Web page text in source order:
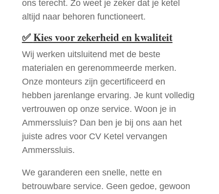
ons terecht. Zo weet je zeker dat je ketel
altijd naar behoren functioneert.
✅Kies voor zekerheid en kwaliteit
Wij werken uitsluitend met de beste
materialen en gerenommeerde merken.
Onze monteurs zijn gecertificeerd en
hebben jarenlange ervaring. Je kunt volledig
vertrouwen op onze service. Woon je in
Ammerssluis? Dan ben je bij ons aan het
juiste adres voor CV Ketel vervangen
Ammerssluis.
We garanderen een snelle, nette en
betrouwbare service. Geen gedoe, gewoon